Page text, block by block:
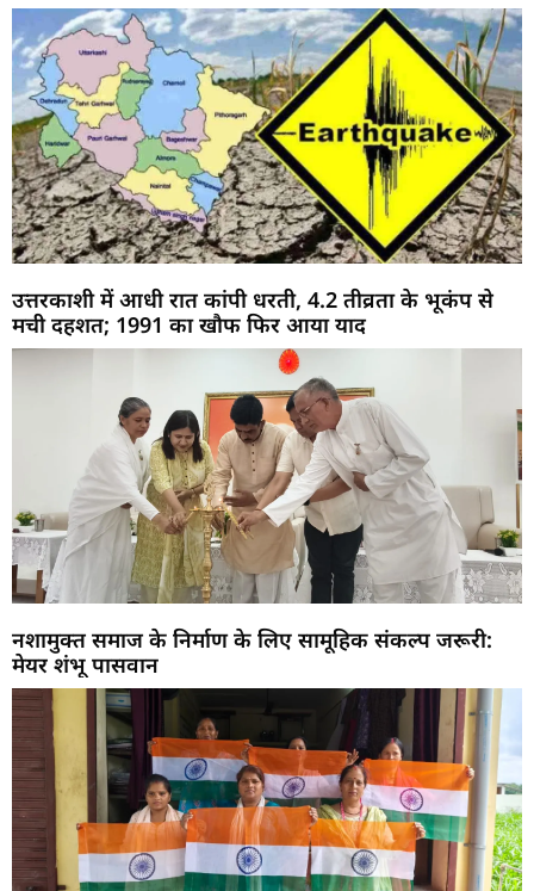
उत्तरकाशी में आधी रात कांपी धरती, 4.2 तीव्रता के भूकंप से
मची दहशत; 1991 का खौफ फिर आया याद
नशामुक्त समाज के निर्माण के लिए सामूहिक संकल्प जरूरी:
मेयर शंभू पासवान